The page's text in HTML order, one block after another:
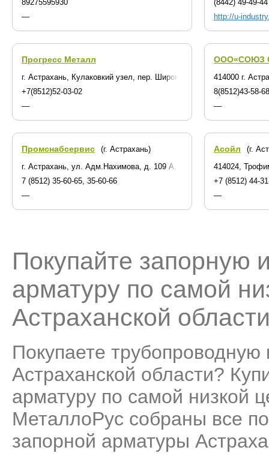
89275595930
—
(8442) 49-49-44
http://u-
Прогресс Металл
г. Астрахань, Кулаковкий узел, пер. Широкий 1
+7(8512)52-03-02
—
ООО«СОЮЗ
414000 г.
8(8512)43-58-68
—
Промснабсервис
(г. Астрахань)
г. Астрахань, ул. Адм.Нахимова, д. 109 А, к. 3
7 (8512) 35-60-65, 35-60-66
—
Асойл
(г.
414024,
+7 (8512) 44-
—
Покупайте запорную
арматуру по самой
Астраханской
Покупаете
Астраханской области?
арматуру по самой низкой
МеталлоРус собраны все
запорной арматуры